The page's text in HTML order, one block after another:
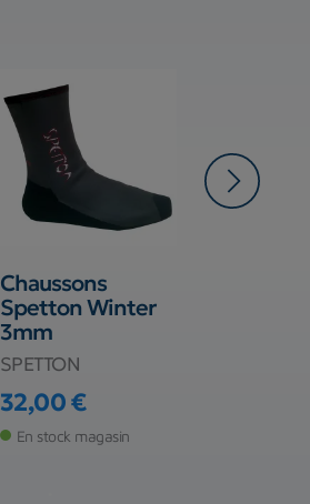
Chaussons
Spetton Winter
3mm
SPETTON
Prix
32,00 €
En stock magasin